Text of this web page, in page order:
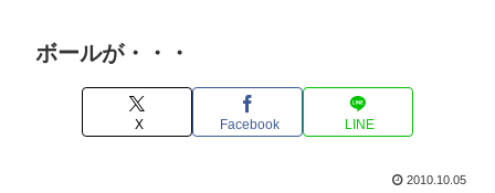
ボールが・・・
X Facebook LINE
2010.10.05